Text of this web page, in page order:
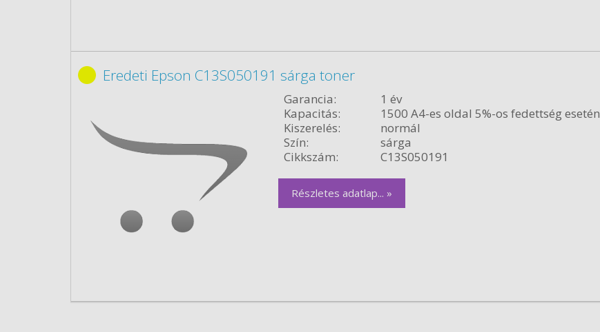
Eredeti Epson C13S050191 sárga toner
Garancia:
1 év
Kapacitás:
1500 A4-es oldal 5%-os fedettség esetén
Kiszerelés:
normál
Szín:
sárga
Cikkszám:
C13S050191
Részletes adatlap... »